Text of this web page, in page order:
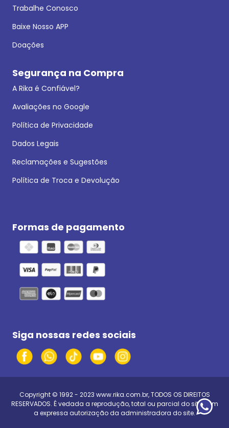
Trabalhe Conosco
Baixe Nosso APP
Doações
Segurança na Compra
A Rika é Confiável?
Avaliações no Google
Política de Privacidade
Dados Legais
Reclamações e Sugestões
Política de Troca e Devolução
Formas de pagamento
Siga nossas redes sociais
Copyright © 1992 - 2023 www.rika.com.br, TODOS OS DIREITOS
RESERVADOS. É vedada a reprodução, total ou parcial do site, sem
a expressa autorização da administradora do site.